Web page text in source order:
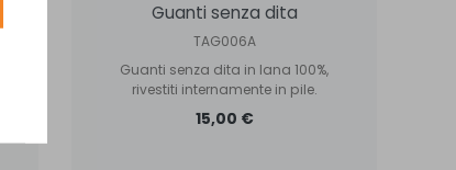
Guanti senza dita
TAG006A
Guanti senza dita in lana 100%,
rivestiti internamente in pile.
15,00 €